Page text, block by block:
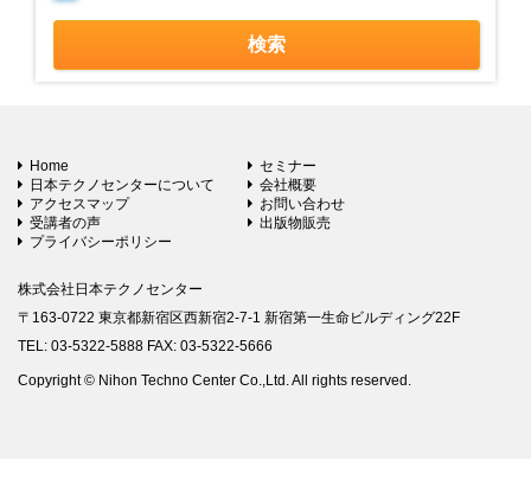
Home
セミナー
日本テクノセンターについて
会社概要
アクセスマップ
お問い合わせ
受講者の声
出版物販売
プライバシーポリシー
株式会社日本テクノセンター
〒163-0722 東京都新宿区西新宿2-7-1 新宿第一生命ビルディング22F
TEL: 03-5322-5888 FAX: 03-5322-5666
Copyright © Nihon Techno Center Co.,Ltd. All rights reserved.